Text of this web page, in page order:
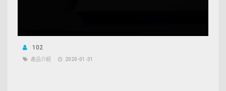
102
產品介紹 2020-01-31